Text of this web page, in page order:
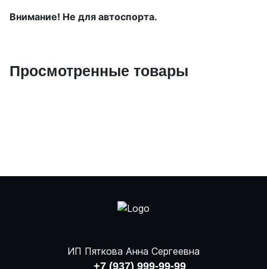
Внимание! Не для автоспорта.
Просмотренные товары
ИП Пяткова Анна Сергеевна
+7 (937) 999-99-99